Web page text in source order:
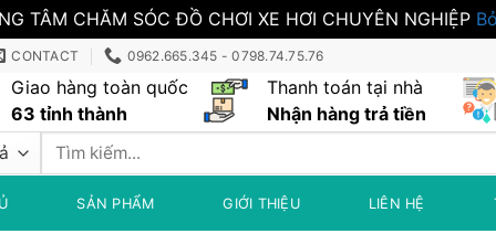
TÂM CHĂM SÓC ĐỒ CHƠI XE HƠI CHUYÊN NGHIỆP
CONTACT 0962.665.345 - 0798.74.75.76
Giao hàng toàn quốc
63 tỉnh thành
Thanh toán tại nhà
Nhận hàng trả tiền
Tìm
SẢN PHẨM GIỚI THIỆU LIÊN HỆ